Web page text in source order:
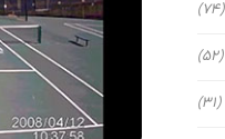
(74)
(52)
(31)